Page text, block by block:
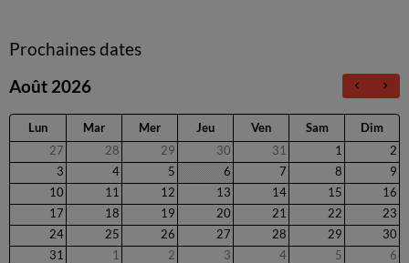
Prochaines dates
Août 2026
Lun Mar Mer Jeu Ven Sam
Dim
27
28 29 30 31 1
2
3
4 5 6 7 8
9
10
11 12 13 14 15
16
17
18 19 20 21 22
23
24
25 26 27 28 29
30
31
1 2 3 4 5 6